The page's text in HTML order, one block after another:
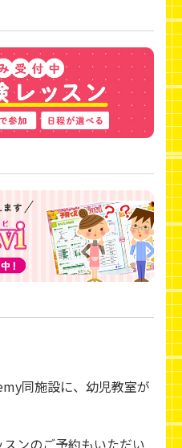
同施設に、幼児教室が
ンのご予約もいただい